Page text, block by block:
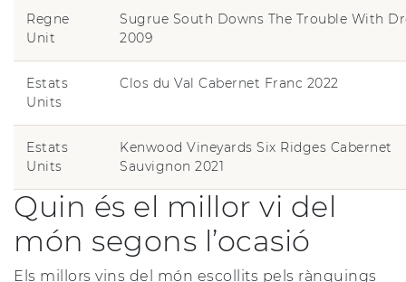
Regne
Unit
Sugrue South Downs The Trouble With
2009
Estats
Units
Clos du Val Cabernet Franc 2022
Estats
Units
Kenwood Vineyards Six Ridges Cabernet
Sauvignon 2021
Quin és el millor vi del
món segons l’ocasió
Els millors vins del món escollits pels rànquings